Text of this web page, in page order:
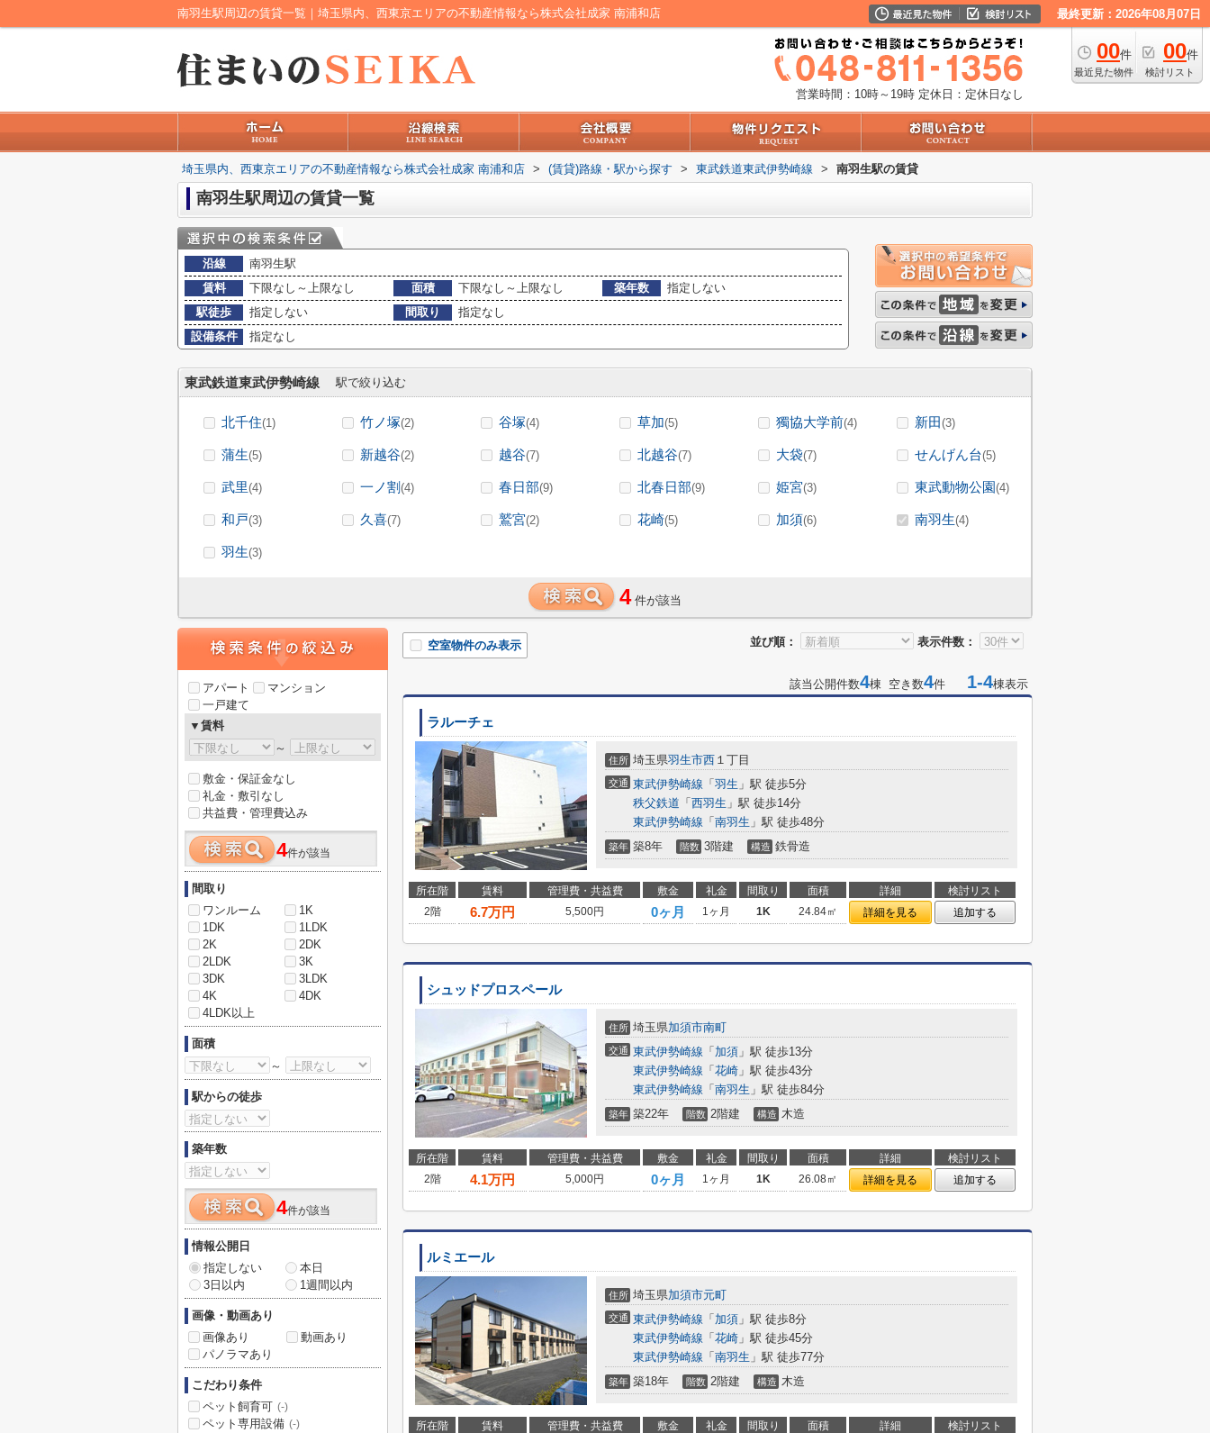
南羽生駅周辺の賃貸一覧｜埼玉県内、西東京エリアの不動産情報なら株式会社成家 南浦和店 最終更新：2026年08月07日
00件
最近見た物件
00件
検討リスト
営業時間：10時～19時 定休日：定休日なし
埼玉県内、西東京エリアの不動産情報なら株式会社成家 南浦和店 > (賃貸)路線・駅から探す > 東武鉄道東武伊勢崎線 > 南羽生駅の賃貸
南羽生駅周辺の賃貸一覧
沿線
南羽生駅
賃料
下限なし～上限なし 面積 下限なし～上限なし 築年数
指定しない
駅徒歩
指定しない 間取り
指定なし
設備条件
指定なし
東武鉄道東武伊勢崎線 駅で絞り込む
北千住(1) 竹ノ塚(2) 谷塚(4) 草加(5) 獨協大学前(4) 新田(3)
蒲生(5) 新越谷(2) 越谷(7) 北越谷(7) 大袋(7) せんげん台(5)
武里(4) 一ノ割 (4) 春日部(9) 北春日部(9) 姫宮(3) 東武動物公園(4)
和戸(3) 久喜(7) 鷲宮(2) 花崎(5) 加須(6) 南羽生(4)
羽生(3)
4 件が該当
並び順： 表示件数：
空室物件のみ表示
該当公開件数4棟 空き数4件 1-4棟表示
ラルーチェ
住所 埼玉県羽生市西 １丁目
交通 東武伊勢崎線 「 羽生 」駅 徒歩5分
秩父鉄道 「 西羽生 」駅 徒歩14分
東武伊勢崎線 「 南羽生 」駅 徒歩48分
築年 築8年 階数 3階建 構造 鉄骨造
所在階 賃料 管理費・共益費 敷金 礼金 間取り 面積 詳細
検討リスト
2階
6.7万円 5,500円 0ヶ月 1ヶ月 1K 24.84㎡ 詳細を見る 追加する
シュッドプロスペール
住所 埼玉県加須市南町
交通 東武伊勢崎線 「 加須 」駅 徒歩13分
東武伊勢崎線 「 花崎 」駅 徒歩43分
東武伊勢崎線 「 南羽生 」駅 徒歩84分
築年 築22年 階数 2階建 構造 木造
所在階 賃料 管理費・共益費 敷金 礼金 間取り 面積 詳細
検討リスト
2階
4.1万円 5,000円 0ヶ月 1ヶ月 1K 26.08㎡ 詳細を見る 追加する
ルミエール
住所 埼玉県加須市元町
交通 東武伊勢崎線 「 加須 」駅 徒歩8分
東武伊勢崎線 「 花崎 」駅 徒歩45分
東武伊勢崎線 「 南羽生 」駅 徒歩77分
築年 築18年 階数 2階建 構造 木造
所在階 賃料 管理費・共益費 敷金 礼金 間取り 面積 詳細
検討リスト
アパート
マンション
一戸建て
▼賃料
～
敷金・保証金なし
礼金・敷引なし
共益費・管理費込み
4件が該当
間取り
ワンルーム
1K
1DK
1LDK
2K
2DK
2LDK
3K
3DK
3LDK
4K
4DK
4LDK以上
面積
～
駅からの徒歩
築年数
4件が該当
情報公開日
指定しない
本日
3日以内
1週間以内
画像・動画あり
画像あり
動画あり
パノラマあり
こだわり条件
ペット飼育可 (-)
ペット専用設備 (-)